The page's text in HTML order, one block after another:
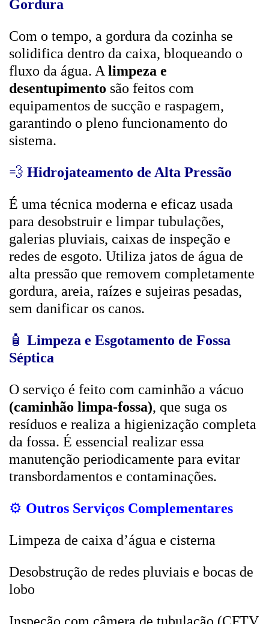
Gordura
Com o tempo, a gordura da cozinha se
solidifica dentro da caixa, bloqueando o
fluxo da água. A limpeza e
desentupimento são feitos com
equipamentos de sucção e raspagem,
garantindo o pleno funcionamento do
sistema.
💨 Hidrojateamento de Alta Pressão
É uma técnica moderna e eficaz usada
para desobstruir e limpar tubulações,
galerias pluviais, caixas de inspeção e
redes de esgoto. Utiliza jatos de água de
alta pressão que removem completamente
gordura, areia, raízes e sujeiras pesadas,
sem danificar os canos.
🧴 Limpeza e Esgotamento de Fossa
Séptica
O serviço é feito com caminhão a vácuo
(caminhão limpa-fossa), que suga os
resíduos e realiza a higienização completa
da fossa. É essencial realizar essa
manutenção periodicamente para evitar
transbordamentos e contaminações.
⚙️ Outros Serviços Complementares
Limpeza de caixa d’água e cisterna
Desobstrução de redes pluviais e bocas de
lobo